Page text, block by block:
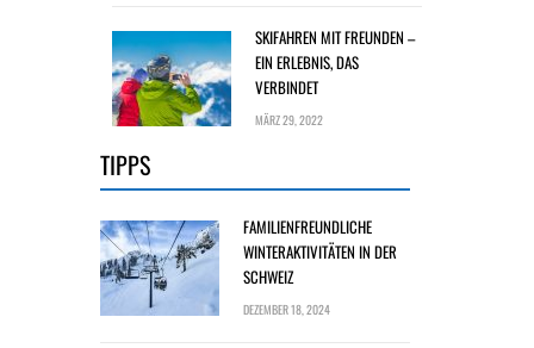
SKIFAHREN MIT FREUNDEN –
EIN ERLEBNIS, DAS
VERBINDET
MÄRZ 29, 2022
TIPPS
FAMILIENFREUNDLICHE
WINTERAKTIVITÄTEN IN DER
SCHWEIZ
DEZEMBER 18, 2024